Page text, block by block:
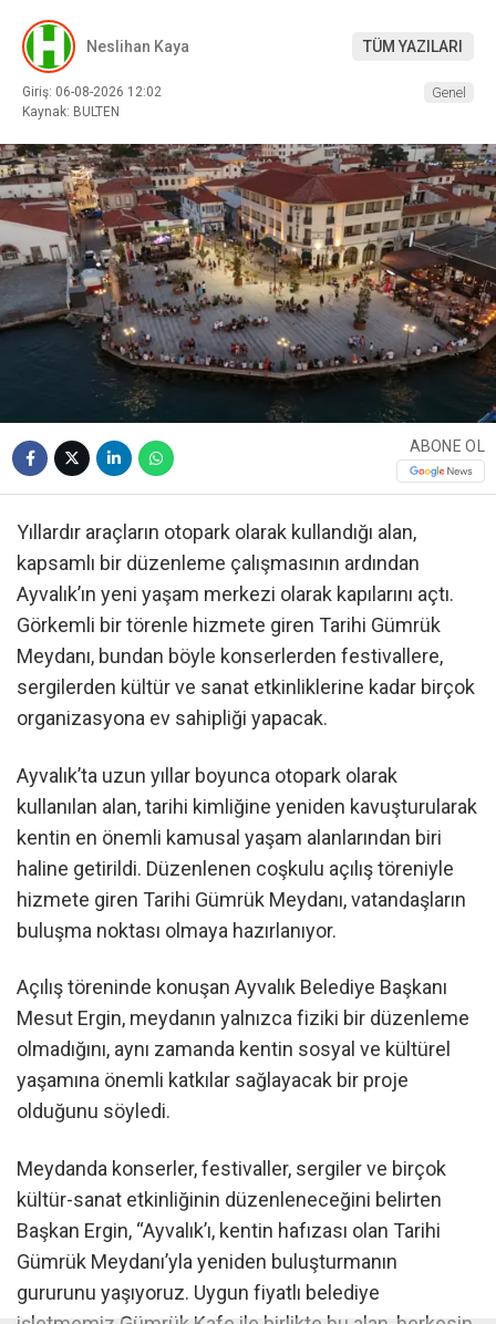
Neslihan Kaya TÜM YAZILARI
Giriş: 06-08-2026 12:02
Kaynak: BULTEN
Genel
ABONE OL
Yıllardır araçların otopark olarak kullandığı alan,
kapsamlı bir düzenleme çalışmasının ardından
Ayvalık’ın yeni yaşam merkezi olarak kapılarını açtı.
Görkemli bir törenle hizmete giren Tarihi Gümrük
Meydanı, bundan böyle konserlerden festivallere,
sergilerden kültür ve sanat etkinliklerine kadar birçok
organizasyona ev sahipliği yapacak.
Ayvalık’ta uzun yıllar boyunca otopark olarak
kullanılan alan, tarihi kimliğine yeniden kavuşturularak
kentin en önemli kamusal yaşam alanlarından biri
haline getirildi. Düzenlenen coşkulu açılış töreniyle
hizmete giren Tarihi Gümrük Meydanı, vatandaşların
buluşma noktası olmaya hazırlanıyor.
Açılış töreninde konuşan Ayvalık Belediye Başkanı
Mesut Ergin, meydanın yalnızca fiziki bir düzenleme
olmadığını, aynı zamanda kentin sosyal ve kültürel
yaşamına önemli katkılar sağlayacak bir proje
olduğunu söyledi.
Meydanda konserler, festivaller, sergiler ve birçok
kültür-sanat etkinliğinin düzenleneceğini belirten
Başkan Ergin, “Ayvalık’ı, kentin hafızası olan Tarihi
Gümrük Meydanı’yla yeniden buluşturmanın
gururunu yaşıyoruz. Uygun fiyatlı belediye